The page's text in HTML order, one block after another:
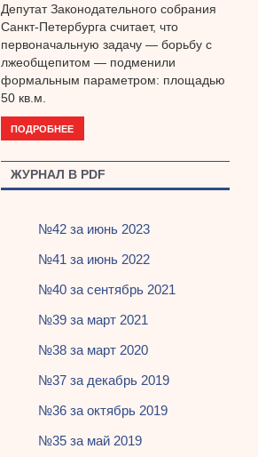
Депутат Законодательного собрания
Санкт-Петербурга считает, что
первоначальную задачу — борьбу с
лжеобщепитом — подменили
формальным параметром: площадью
50 кв.м.
ПОДРОБНЕЕ
ЖУРНАЛ В PDF
№42 за июнь 2023
№41 за июнь 2022
№40 за сентябрь 2021
№39 за март 2021
№38 за март 2020
№37 за декабрь 2019
№36 за октябрь 2019
№35 за май 2019